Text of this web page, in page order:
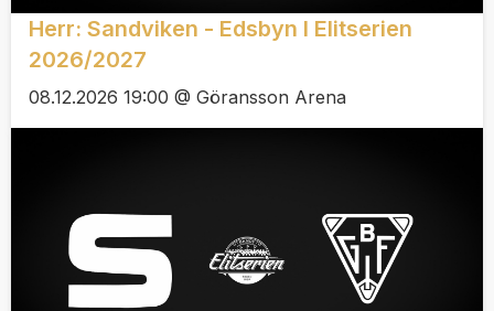
Herr: Sandviken - Edsbyn I Elitserien
2026/2027
08.12.2026 19:00 @ Göransson Arena